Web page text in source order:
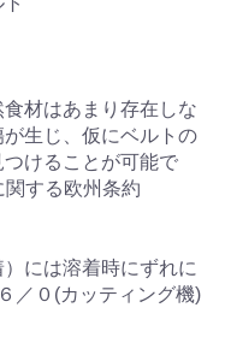
材はあまり存在しな
生じ、仮にベルトの
けることが可能で
する欧州条約
には溶着時にずれに
／０(カッティング機)